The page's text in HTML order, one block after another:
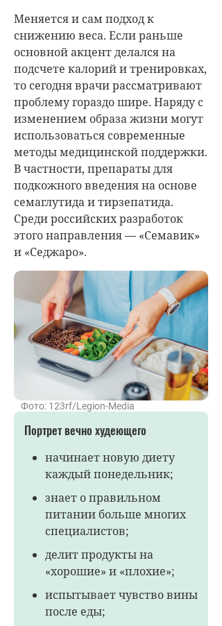
Меняется и сам подход к
снижению веса. Если раньше
основной акцент делался на
подсчете калорий и тренировках,
то сегодня врачи рассматривают
проблему гораздо шире. Наряду с
изменением образа жизни могут
использоваться современные
методы медицинской поддержки.
В частности, препараты для
подкожного введения на основе
семаглутида и тирзепатида.
Среди российских разработок
этого направления — «Семавик»
и «Седжаро».
Фото: 123rf/Legion-Media
Портрет вечно худеющего
начинает новую диету
каждый понедельник;
знает о правильном
питании больше многих
специалистов;
делит продукты на
«хорошие» и «плохие»;
испытывает чувство вины
после еды;